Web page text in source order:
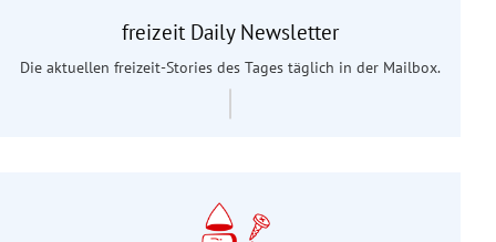
freizeit Daily Newsletter
Die aktuellen freizeit-Stories des Tages täglich in der Mailbox.